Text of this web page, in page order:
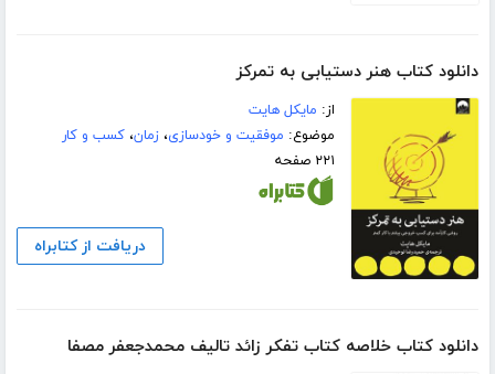
دانلود کتاب هنر دستیابی به تمرکز
از: مایکل هایت
موضوع: موفقیت و خودسازی،زمان،کسب و کار
۲۲۱ صفحه
دریافت از کتابراه
دانلود کتاب خلاصه کتاب تفکر زائد تالیف محمدجعفر مصفا